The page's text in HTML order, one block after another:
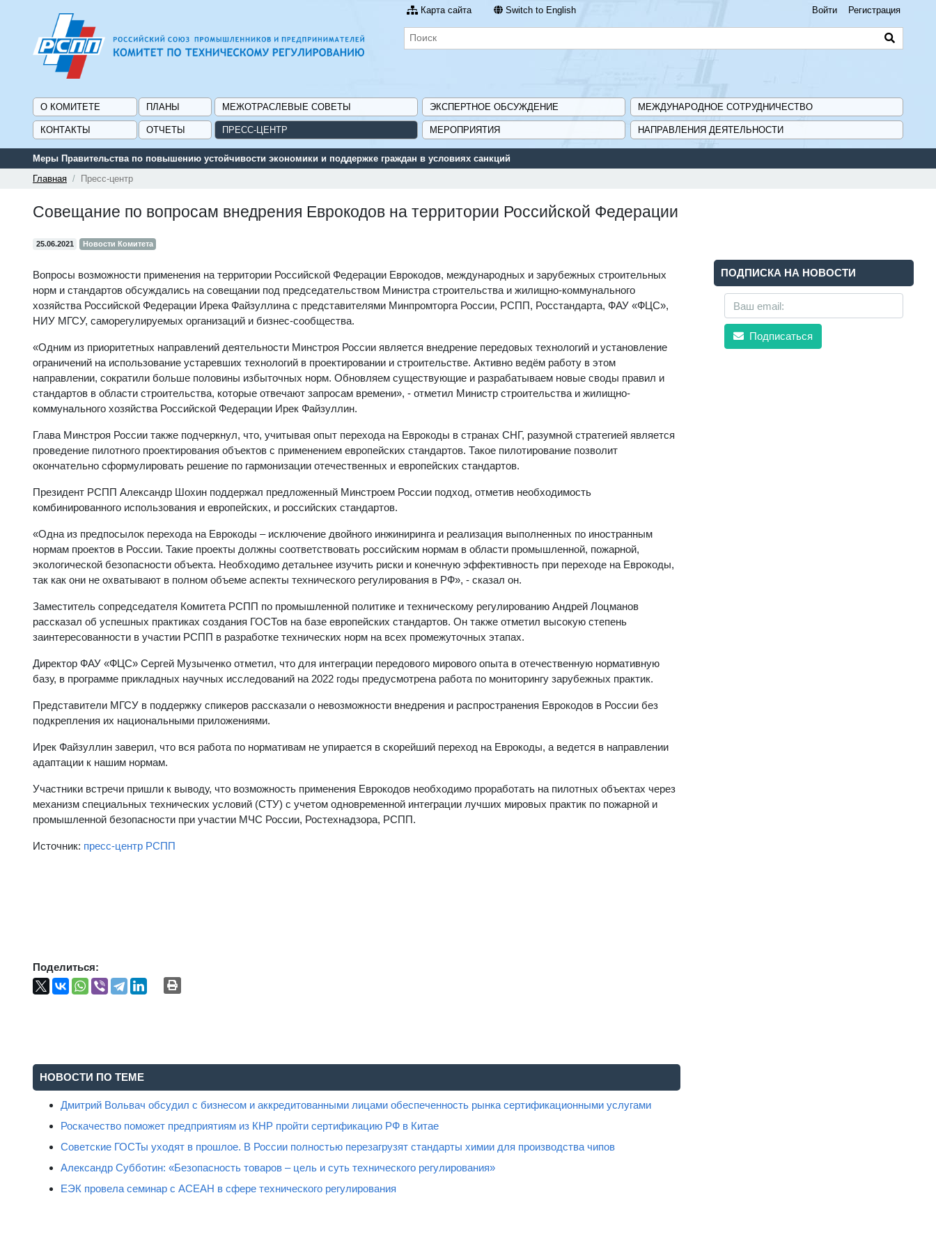
Карта сайта Switch to English Войти Регистрация
О КОМИТЕТЕ ПЛАНЫ МЕЖОТРАСЛЕВЫЕ СОВЕТЫ ЭКСПЕРТНОЕ ОБСУЖДЕНИЕ МЕЖДУНАРОДНОЕ СОТРУДНИЧЕСТВО
КОНТАКТЫ ОТЧЕТЫ ПРЕСС-ЦЕНТР МЕРОПРИЯТИЯ НАПРАВЛЕНИЯ ДЕЯТЕЛЬНОСТИ
Меры Правительства по повышению устойчивости экономики и поддержке граждан в условиях санкций
Главная
Пресс-центр
Совещание по вопросам внедрения Еврокодов на территории Российской Федерации
25.06.2021 Новости Комитета
Вопросы возможности применения на территории Российской Федерации Еврокодов, международных и зарубежных строительных
норм и стандартов обсуждались на совещании под председательством Министра строительства и жилищно-коммунального
хозяйства Российской Федерации Ирека Файзуллина с представителями Минпромторга России, РСПП, Росстандарта, ФАУ «ФЦС»,
НИУ МГСУ, саморегулируемых организаций и бизнес-сообщества.
«Одним из приоритетных направлений деятельности Минстроя России является внедрение передовых технологий и установление
ограничений на использование устаревших технологий в проектировании и строительстве. Активно ведём работу в этом
направлении, сократили больше половины избыточных норм. Обновляем существующие и разрабатываем новые своды правил и
стандартов в области строительства, которые отвечают запросам времени», - отметил Министр строительства и жилищно-
коммунального хозяйства Российской Федерации Ирек Файзуллин.
Глава Минстроя России также подчеркнул, что, учитывая опыт перехода на Еврокоды в странах СНГ, разумной стратегией является
проведение пилотного проектирования объектов с применением европейских стандартов. Такое пилотирование позволит
окончательно сформулировать решение по гармонизации отечественных и европейских стандартов.
Президент РСПП Александр Шохин поддержал предложенный Минстроем России подход, отметив необходимость
комбинированного использования и европейских, и российских стандартов.
«Одна из предпосылок перехода на Еврокоды – исключение двойного инжиниринга и реализация выполненных по иностранным
нормам проектов в России. Такие проекты должны соответствовать российским нормам в области промышленной, пожарной,
экологической безопасности объекта. Необходимо детальнее изучить риски и конечную эффективность при переходе на Еврокоды,
так как они не охватывают в полном объеме аспекты технического регулирования в РФ», - сказал он.
Заместитель сопредседателя Комитета РСПП по промышленной политике и техническому регулированию Андрей Лоцманов
рассказал об успешных практиках создания ГОСТов на базе европейских стандартов. Он также отметил высокую степень
заинтересованности в участии РСПП в разработке технических норм на всех промежуточных этапах.
Директор ФАУ «ФЦС» Сергей Музыченко отметил, что для интеграции передового мирового опыта в отечественную нормативную
базу, в программе прикладных научных исследований на 2022 годы предусмотрена работа по мониторингу зарубежных практик.
Представители МГСУ в поддержку спикеров рассказали о невозможности внедрения и распространения Еврокодов в России без
подкрепления их национальными приложениями.
Ирек Файзуллин заверил, что вся работа по нормативам не упирается в скорейший переход на Еврокоды, а ведется в направлении
адаптации к нашим нормам.
Участники встречи пришли к выводу, что возможность применения Еврокодов необходимо проработать на пилотных объектах через
механизм специальных технических условий (СТУ) с учетом одновременной интеграции лучших мировых практик по пожарной и
промышленной безопасности при участии МЧС России, Ростехнадзора, РСПП.
Источник: пресс-центр РСПП
Поделиться:
НОВОСТИ ПО ТЕМЕ
Дмитрий Вольвач обсудил с бизнесом и аккредитованными лицами обеспеченность рынка сертификационными услугами
Роскачество поможет предприятиям из КНР пройти сертификацию РФ в Китае
Советские ГОСТы уходят в прошлое. В России полностью перезагрузят стандарты химии для производства чипов
Александр Субботин: «Безопасность товаров – цель и суть технического регулирования»
ЕЭК провела семинар с АСЕАН в сфере технического регулирования
ПОДПИСКА НА НОВОСТИ
Подписаться